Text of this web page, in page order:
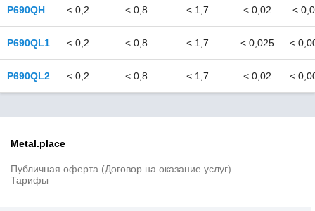
ГОСТ 977
ГОСТ 1050
ГОСТ 1131
ГОСТ 1414
ГОСТ 1452
ГОСТ 1497
P690QH < 0,2 < 0,8 < 1,7 < 0,02 <
P690QL1 < 0,2 < 0,8 < 1,7 < 0,025 <
P690QL2 < 0,2 < 0,8 < 1,7 < 0,02 <
Metal.place
Публичная оферта (Договор на оказание услуг)
Тарифы